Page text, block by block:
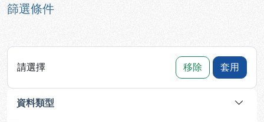
篩選條件
請選擇 移除 套用
資料類型